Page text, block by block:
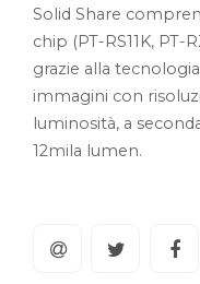
Solid Share
chip (PT-RS11K, PT-
grazie alla
immagini con
luminosità, a
12mila lumen.